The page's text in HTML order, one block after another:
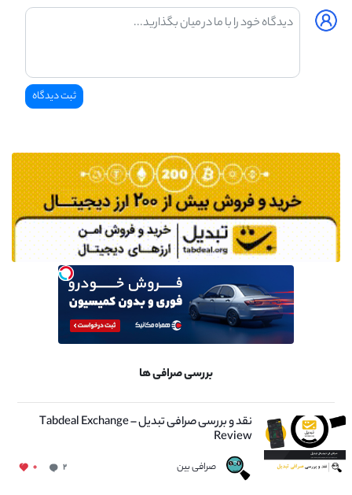
بررسی صرافی ها
نقد و بررسی صرافی تبدیل – Tabdeal Exchange
Review
صرافی بین ۲ ۰